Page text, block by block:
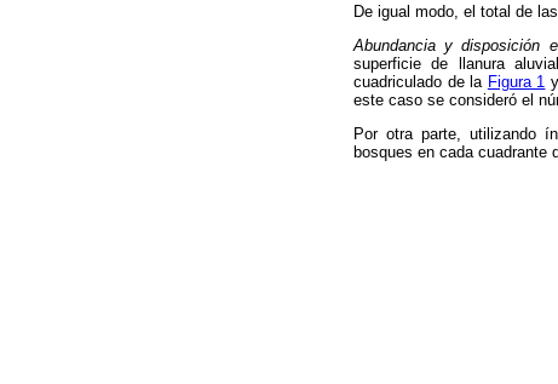
De igual modo, el total de
Abundancia y disposición
superficie de llanura
cuadriculado de la Figura 1
este caso se consideró el
Por otra parte, utilizando
bosques en cada cuadrante